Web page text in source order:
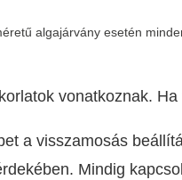
algajárvány esetén
vonatkoznak.
a visszamosás
Mindig